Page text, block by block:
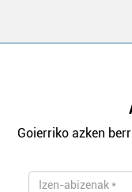
Goierriko azken